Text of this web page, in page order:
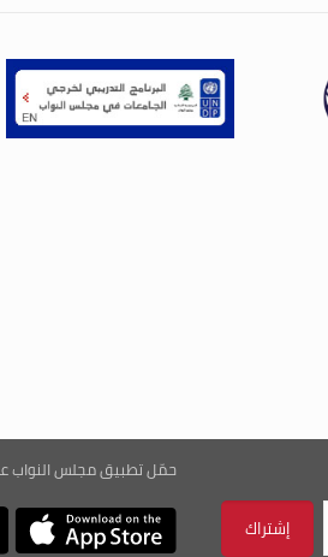
حمّل تطبيق مجلس النواب